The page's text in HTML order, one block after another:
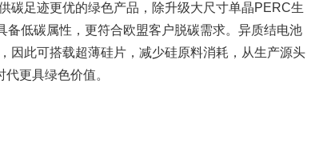
碳足迹更优的绿色产品，除升级大尺寸单晶PERC生
低碳属性，更符合欧盟客户脱碳需求。异质结电池
因此可搭载超薄硅片，减少硅原料消耗，从生产源头
更具绿色价值。